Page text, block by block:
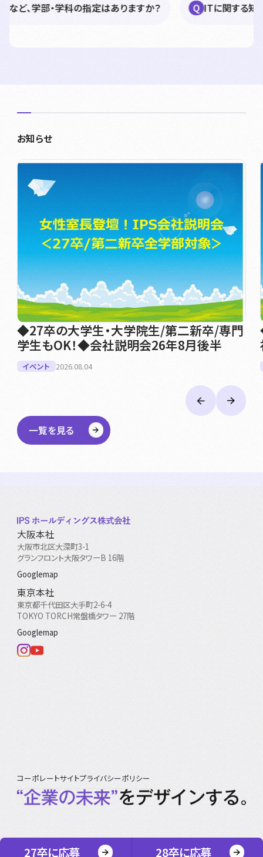
27卒に応募 28卒に応募
部・学科の指定はありますか？ ITに関する知識やプ
お知らせ
◆27卒の大学生・大学院生/第二新卒/専門
学生もOK！◆会社説明会26年8月後半
イベント 2026.08.04
一覧を見る
大阪本社
大阪市北区大深町3-1
グランフロント大阪タワーB 16階
Googlemap
東京本社
東京都千代田区大手町2-6-4
TOKYO TORCH常盤橋タワー 27階
Googlemap
©2026 IPS Co., Ltd. All Right Reserved.
コーポレートサイトプライバシーポリシー